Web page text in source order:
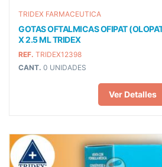
TRIDEX FARMACEUTICA
GOTAS OFTALMICAS OFIPAT
X 2.5 ML TRIDEX
REF. TRIDEX12398
CANT. 0 UNIDADES
Ver Detalles